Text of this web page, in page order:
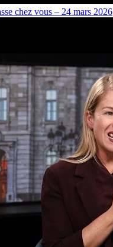
chez vous – 24 mars 2026